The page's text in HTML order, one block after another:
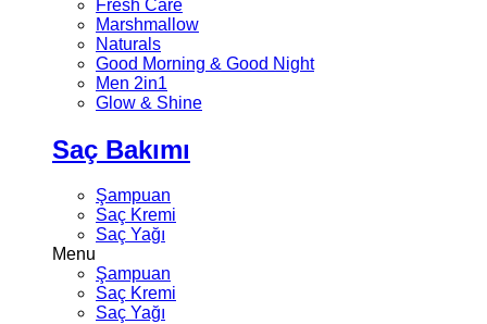
Fresh Care
Marshmallow
Naturals
Good Morning & Good Night
Men 2in1
Glow & Shine
Saç Bakımı
Şampuan
Saç Kremi
Saç Yağı
Menu
Şampuan
Saç Kremi
Saç Yağı